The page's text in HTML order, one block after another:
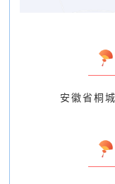
安徽省桐